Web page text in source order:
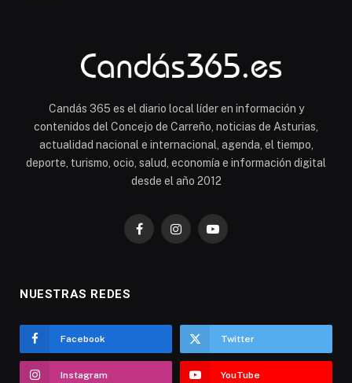
Candás 365 es el diario local líder en información y
contenidos del Concejo de Carreño, noticias de Asturias,
actualidad nacional e internacional, agenda, el tiempo,
deporte, turismo, ocio, salud, economía e información digital
desde el año 2012
FacebookInstagramYouTube
NUESTRAS REDES
Facebook Twitter
Instagram YouTube